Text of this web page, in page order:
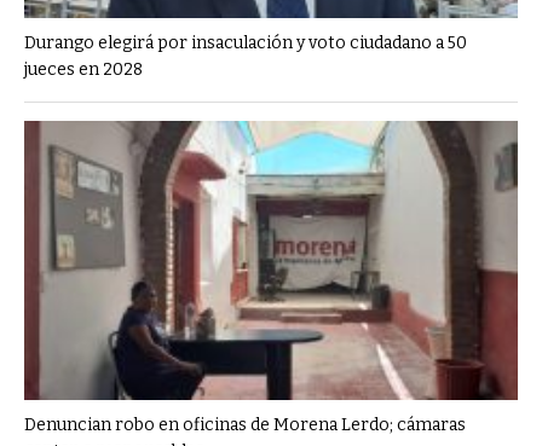
Durango elegirá por insaculación y voto ciudadano a 50
jueces en 2028
Denuncian robo en oficinas de Morena Lerdo; cámaras